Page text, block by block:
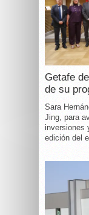
Getafe
de su
Sara
Jing, para
inversiones
edición del